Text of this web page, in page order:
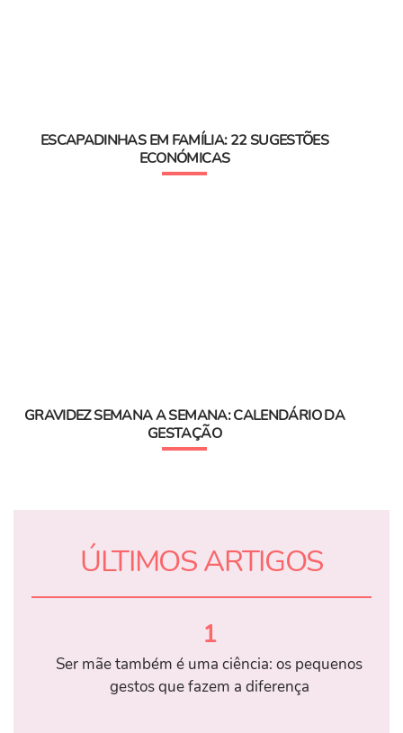
ESCAPADINHAS EM FAMÍLIA: 22 SUGESTÕES
ECONÓMICAS
GRAVIDEZ SEMANA A SEMANA: CALENDÁRIO DA
GESTAÇÃO
ÚLTIMOS ARTIGOS
1
Ser mãe também é uma ciência: os pequenos
gestos que fazem a diferença